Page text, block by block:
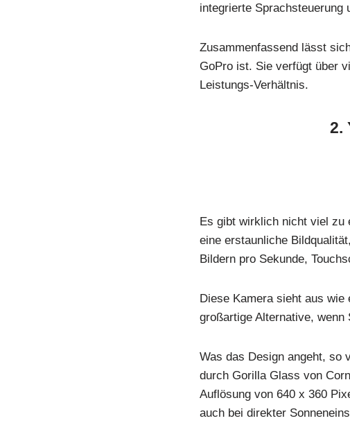
integrierte Sprachsteuerung
Zusammenfassend lässt
GoPro ist. Sie verfügt über
Leistungs-Verhältnis.
2.
Es gibt wirklich nicht viel zu
eine erstaunliche
Bildern pro Sekunde,
Diese Kamera sieht aus
großartige Alternative,
Was das Design angeht, so
durch Gorilla Glass von
Auflösung von 640 x 360
auch bei direkter